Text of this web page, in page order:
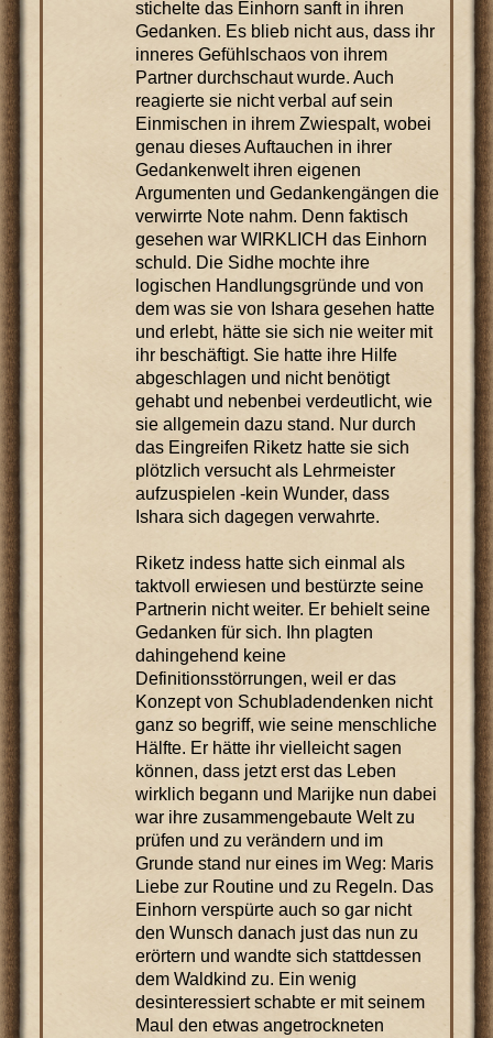
stichelte das Einhorn sanft in ihren
Gedanken. Es blieb nicht aus, dass ihr
inneres Gefühlschaos von ihrem
Partner durchschaut wurde. Auch
reagierte sie nicht verbal auf sein
Einmischen in ihrem Zwiespalt, wobei
genau dieses Auftauchen in ihrer
Gedankenwelt ihren eigenen
Argumenten und Gedankengängen die
verwirrte Note nahm. Denn faktisch
gesehen war WIRKLICH das Einhorn
schuld. Die Sidhe mochte ihre
logischen Handlungsgründe und von
dem was sie von Ishara gesehen hatte
und erlebt, hätte sie sich nie weiter mit
ihr beschäftigt. Sie hatte ihre Hilfe
abgeschlagen und nicht benötigt
gehabt und nebenbei verdeutlicht, wie
sie allgemein dazu stand. Nur durch
das Eingreifen Riketz hatte sie sich
plötzlich versucht als Lehrmeister
aufzuspielen -kein Wunder, dass
Ishara sich dagegen verwahrte.
Riketz indess hatte sich einmal als
taktvoll erwiesen und bestürzte seine
Partnerin nicht weiter. Er behielt seine
Gedanken für sich. Ihn plagten
dahingehend keine
Definitionsstörrungen, weil er das
Konzept von Schubladendenken nicht
ganz so begriff, wie seine menschliche
Hälfte. Er hätte ihr vielleicht sagen
können, dass jetzt erst das Leben
wirklich begann und Marijke nun dabei
war ihre zusammengebaute Welt zu
prüfen und zu verändern und im
Grunde stand nur eines im Weg: Maris
Liebe zur Routine und zu Regeln. Das
Einhorn verspürte auch so gar nicht
den Wunsch danach just das nun zu
erörtern und wandte sich stattdessen
dem Waldkind zu. Ein wenig
desinteressiert schabte er mit seinem
Maul den etwas angetrockneten